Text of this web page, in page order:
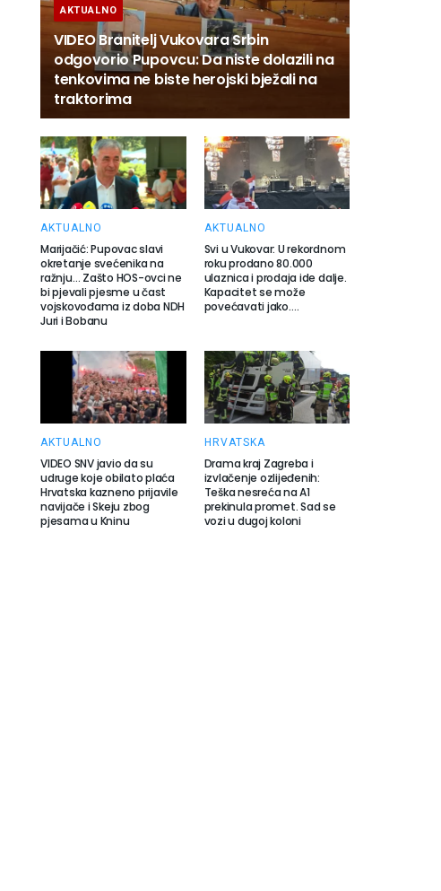
AKTUALNO
VIDEO Branitelj Vukovara Srbin
odgovorio Pupovcu: Da niste dolazili na
tenkovima ne biste herojski bježali na
traktorima
AKTUALNO
Marijačić: Pupovac slavi
okretanje svećenika na
ražnju… Zašto HOS-ovci ne
bi pjevali pjesme u čast
vojskovođama iz doba NDH
Juri i Bobanu
AKTUALNO
Svi u Vukovar: U rekordnom
roku prodano 80.000
ulaznica i prodaja ide dalje.
Kapacitet se može
povećavati jako….
AKTUALNO
VIDEO SNV javio da su
udruge koje obilato plaća
Hrvatska kazneno prijavile
navijače i Skeju zbog
pjesama u Kninu
HRVATSKA
Drama kraj Zagreba i
izvlačenje ozlijeđenih:
Teška nesreća na A1
prekinula promet. Sad se
vozi u dugoj koloni